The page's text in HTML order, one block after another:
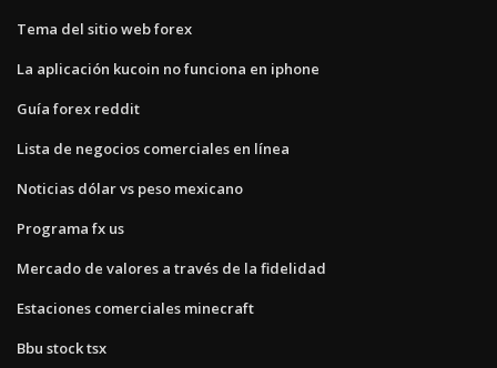
Tema del sitio web forex
La aplicación kucoin no funciona en iphone
Guía forex reddit
Lista de negocios comerciales en línea
Noticias dólar vs peso mexicano
Programa fx us
Mercado de valores a través de la fidelidad
Estaciones comerciales minecraft
Bbu stock tsx